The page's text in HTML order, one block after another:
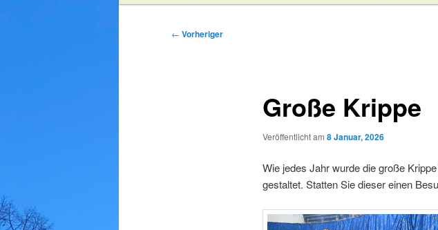
Beitragsnavigation
← Vorheriger
Große Krippe
Veröffentlicht am 8 Januar, 2026
Wie jedes Jahr wurde die große
gestaltet. Statten Sie dieser einen